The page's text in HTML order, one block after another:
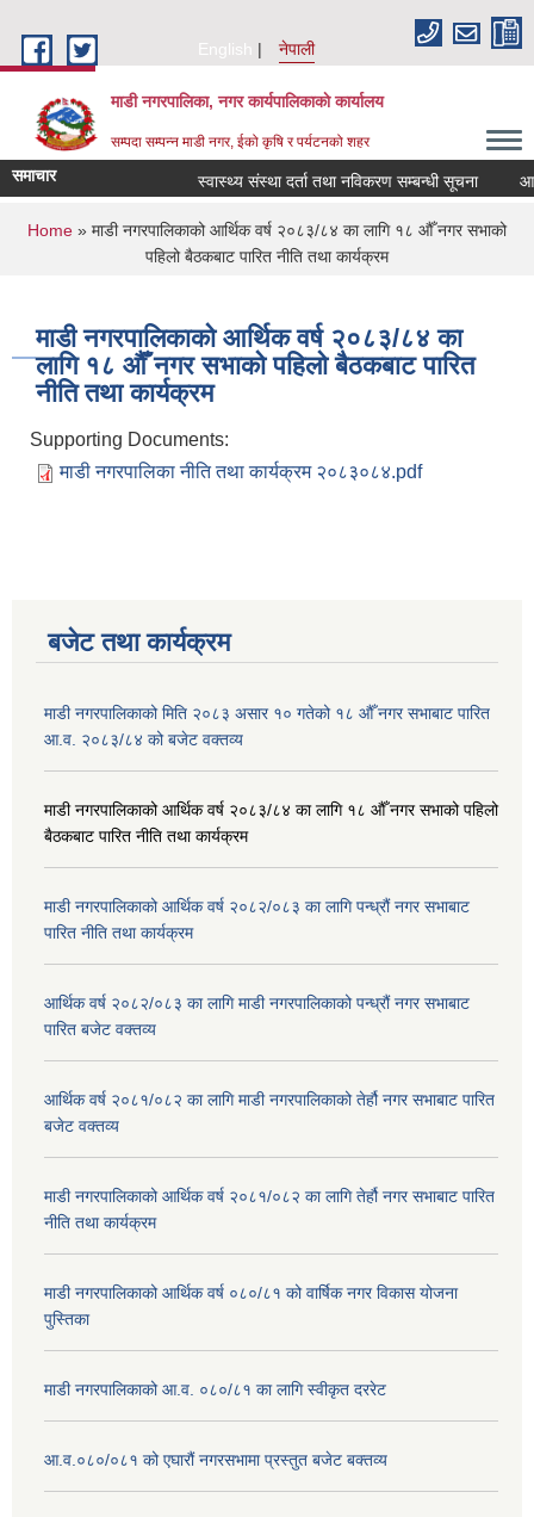
English
नेपाली
माडी नगरपालिका, नगर कार्यपालिकाकाे कार्यालय
सम्पदा सम्पन्न माडी नगर, ईको कृषि र पर्यटनको शहर
समाचार स्वास्थ्य संस्था दर्ता तथा नविकरण सम्बन्धी सूचना आ.व.
You are here
Home » माडी नगरपालिकाको आर्थिक वर्ष २०८३/८४ का लागि १८ औँ नगर सभाको
पहिलो बैठकबाट पारित नीति तथा कार्यक्रम
माडी नगरपालिकाको आर्थिक वर्ष २०८३/८४ का
लागि १८ औँ नगर सभाको पहिलो बैठकबाट पारित
नीति तथा कार्यक्रम
Supporting Documents:
माडी नगरपालिका नीति तथा कार्यक्रम २०८३०८४.pdf
बजेट तथा कार्यक्रम
माडी नगरपालिकाको मिति २०८३ असार १० गतेको १८ औँ नगर सभाबाट पारित
आ.व. २०८३/८४ को बजेट वक्तव्य
माडी नगरपालिकाको आर्थिक वर्ष २०८३/८४ का लागि १८ औँ नगर सभाको पहिलो
बैठकबाट पारित नीति तथा कार्यक्रम
माडी नगरपालिकाको आर्थिक वर्ष २०८२/०८३ का लागि पन्ध्रौं नगर सभाबाट
पारित नीति तथा कार्यक्रम
आर्थिक वर्ष २०८२/०८३ का लागि माडी नगरपालिकाको पन्ध्रौं नगर सभाबाट
पारित बजेट वक्तव्य
आर्थिक वर्ष २०८१/०८२ का लागि माडी नगरपालिकाको तेर्हौ नगर सभाबाट पारित
बजेट वक्तव्य
माडी नगरपालिकाको आर्थिक वर्ष २०८१/०८२ का लागि तेर्हौ नगर सभाबाट पारित
नीति तथा कार्यक्रम
माडी नगरपालिकाको आर्थिक वर्ष ०८०/८१ को वार्षिक नगर विकास योजना
पुस्तिका
माडी नगरपालिकाको आ.व. ०८०/८१ का लागि स्वीकृत दररेट
आ.व.०८०/०८१ को एघारौं नगरसभामा प्रस्तुत बजेट बक्तव्य